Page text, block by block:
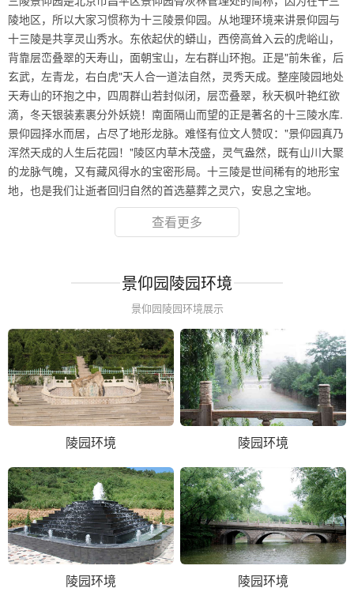
陵地区，所以大家习惯称为十三陵景仰园。从地理环境来讲景仰园与
十三陵是共享灵山秀水。东依起伏的蟒山，西傍高耸入云的虎峪山，
背靠层峦叠翠的天寿山，面朝宝山，左右群山环抱。正是"前朱雀，后
玄武，左青龙，右白虎"天人合一道法自然，灵秀天成。整座陵园地处
天寿山的环抱之中，四周群山若封似闭，层峦叠翠，秋天枫叶艳红欲
滴，冬天银装素裹分外妖娆！南面隔山而望的正是著名的十三陵水库.
景仰园择水而居，占尽了地形龙脉。难怪有位文人赞叹："景仰园真乃
浑然天成的人生后花园！"陵区内草木茂盛，灵气盎然，既有山川大聚
的龙脉气魄，又有藏风得水的宝密形局。十三陵是世间稀有的地形宝
地，也是我们让逝者回归自然的首选墓葬之灵穴，安息之宝地。
查看更多
景仰园陵园环境
景仰园陵园环境展示
陵园环境 陵园环境
陵园环境 陵园环境